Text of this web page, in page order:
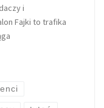
i
Fajki to trafika